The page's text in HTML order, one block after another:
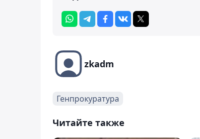
zkadm
Генпрокуратура
Читайте также